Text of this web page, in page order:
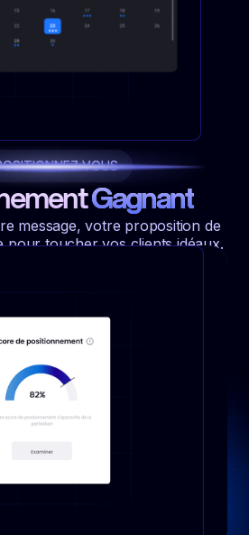
VOUS
Gagnant
message, votre proposition de
pour toucher vos clients idéaux.